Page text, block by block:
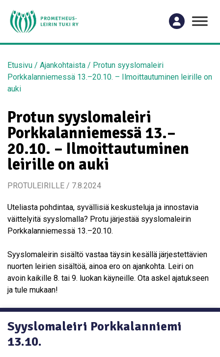
Etusivu / Ajankohtaista / Protun syyslomaleiri
Porkkalanniemessä 13.–20.10. – Ilmoittautuminen leirille on
auki
Protun syyslomaleiri
Porkkalanniemessä 13.–
20.10. – Ilmoittautuminen
leirille on auki
PROTULEIRILLE / 7.8.2024
Uteliasta pohdintaa, syvällisiä keskusteluja ja innostavia
väittelyitä syyslomalla? Protu järjestää syyslomaleirin
Porkkalanniemessä 13.–20.10.
Syyslomaleirin sisältö vastaa täysin kesällä järjestettävien
nuorten leirien sisältöä, ainoa ero on ajankohta. Leiri on
avoin kaikille 8. tai 9. luokan käyneille. Ota askel ajatukseen
ja tule mukaan!
Syyslomaleiri Porkkalanniemi
13.10.